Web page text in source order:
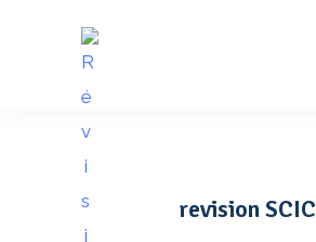
revision SCIC